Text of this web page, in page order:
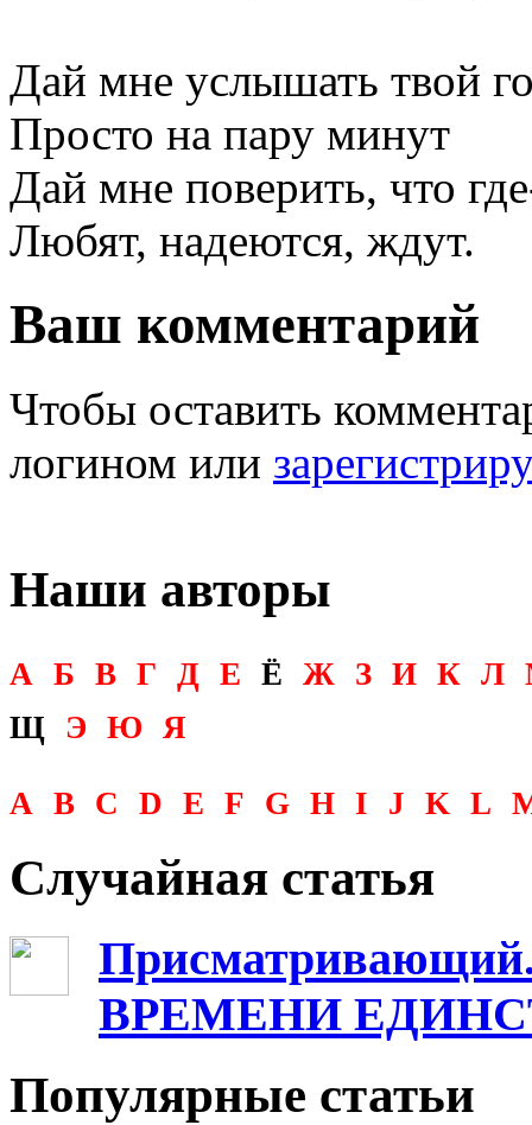
Дай мне услышать твой
Просто на пару минут
Дай мне поверить, что
Любят, надеются, ждут.
Ваш комментарий
Чтобы оставить
логином или
Наши авторы
А Б В Г Д Е Ё Ж З И К Л
Щ
Э Ю Я
A B C D E F G H I J K L
Случайная статья
ВРЕМЕНИ
Популярные статьи